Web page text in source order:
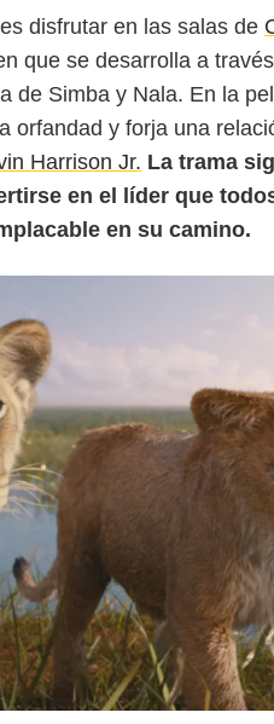
disfrutar en las salas de
que se desarrolla a
de Simba y Nala. En la
orfandad y forja una
Harrison Jr. La trama
en el líder que
en su camino.